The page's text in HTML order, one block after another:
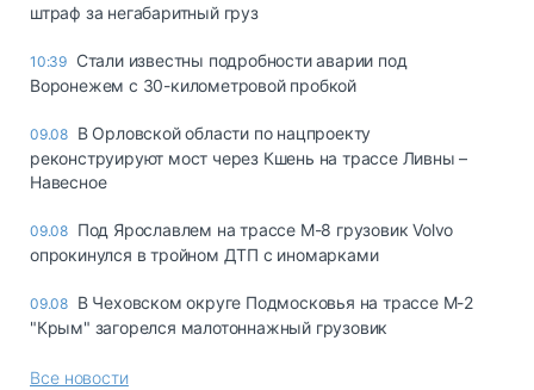
штраф за негабаритный груз
10:39 Стали известны подробности аварии под
Воронежем с 30-километровой пробкой
09.08 В Орловской области по нацпроекту
реконструируют мост через Кшень на трассе Ливны –
Навесное
09.08 Под Ярославлем на трассе М-8 грузовик Volvo
опрокинулся в тройном ДТП с иномарками
09.08 В Чеховском округе Подмосковья на трассе М-2
"Крым" загорелся малотоннажный грузовик
Все новости